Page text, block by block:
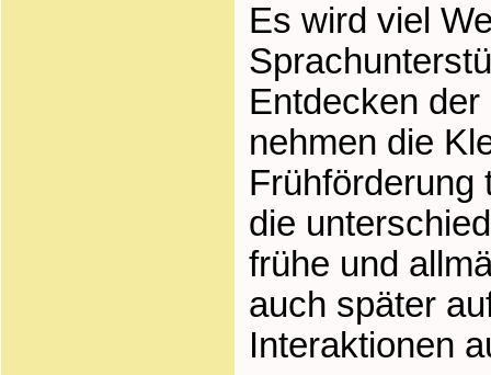
Es wird viel
Entdecken
nehmen die
Frühförderung
die
frühe und
auch später
Interaktionen